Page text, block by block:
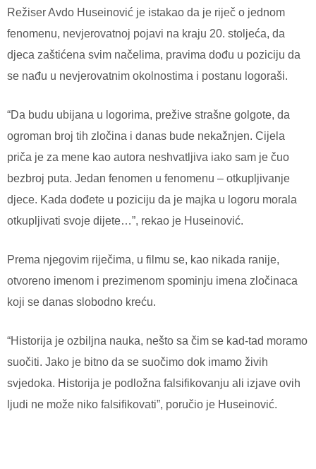
Režiser Avdo Huseinović je istakao da je riječ o jednom
fenomenu, nevjerovatnoj pojavi na kraju 20. stoljeća, da
djeca zaštićena svim načelima, pravima dođu u poziciju da
se nađu u nevjerovatnim okolnostima i postanu logoraši.
“Da budu ubijana u logorima, prežive strašne golgote, da
ogroman broj tih zločina i danas bude nekažnjen. Cijela
priča je za mene kao autora neshvatljiva iako sam je čuo
bezbroj puta. Jedan fenomen u fenomenu – otkupljivanje
djece. Kada dođete u poziciju da je majka u logoru morala
otkupljivati svoje dijete…”, rekao je Huseinović.
Prema njegovim riječima, u filmu se, kao nikada ranije,
otvoreno imenom i prezimenom spominju imena zločinaca
koji se danas slobodno kreću.
“Historija je ozbiljna nauka, nešto sa čim se kad-tad moramo
suočiti. Jako je bitno da se suočimo dok imamo živih
svjedoka. Historija je podložna falsifikovanju ali izjave ovih
ljudi ne može niko falsifikovati”, poručio je Huseinović.